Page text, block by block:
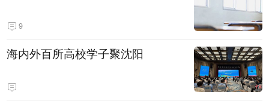
9
海内外百所高校学子聚沈阳